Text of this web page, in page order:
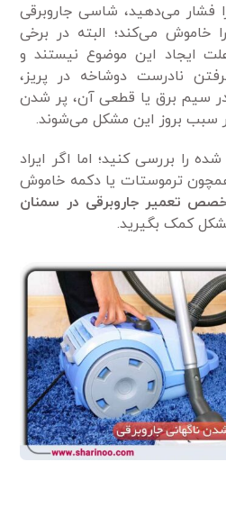
فشار می‌دهید، شاسی جاروبرقی
خاموش می‌کند؛ البته در برخی
ایجاد این موضوع نیستند و
نادرست دوشاخه در پریز،
سیم برق یا قطعی آن، پر شدن
سبب بروز این مشکل می‌شوند.
را بررسی کنید؛ اما اگر ایراد
ترموستات یا دکمه خاموش
تعمیر جاروبرقی در سمنان
کمک بگیرید.